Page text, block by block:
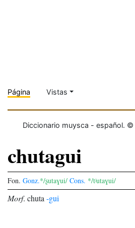
Página Vistas
Diccionario muysca - español. ©
chutagui
Fon. Gonz.*/ʂutaɣui/ Cons. */tʲutaɣui/
Morf. chuta -gui